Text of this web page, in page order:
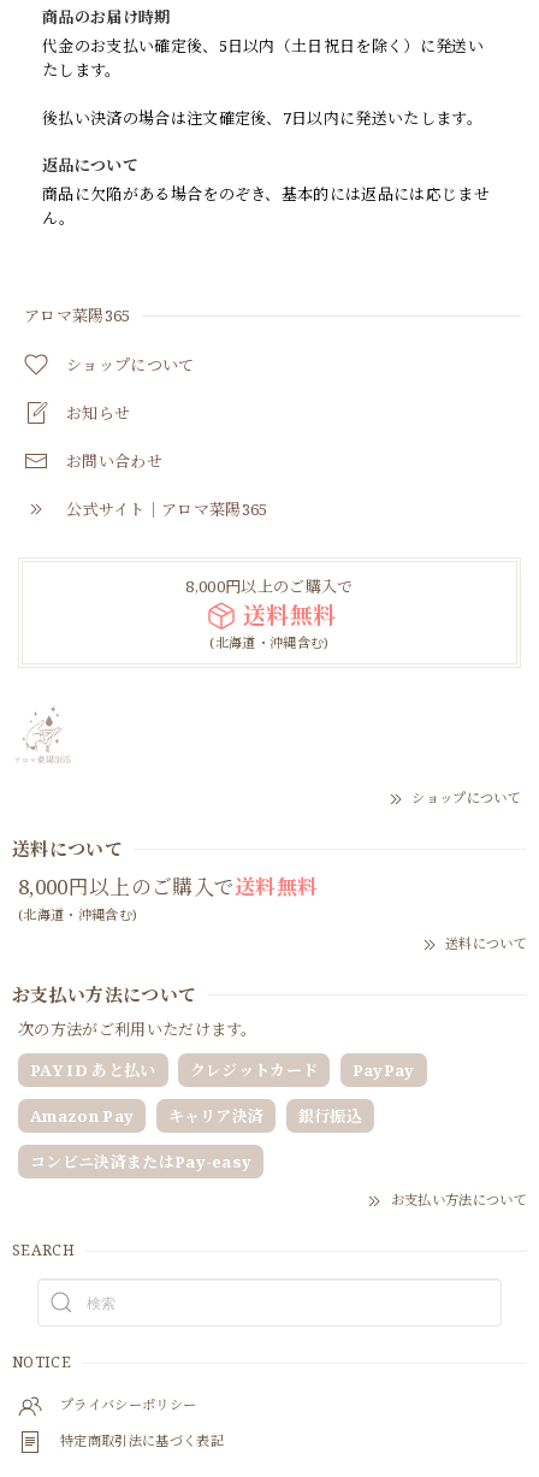
アロマ菜陽365
ショップについて
お知らせ
お問い合わせ
公式サイト｜アロマ菜陽365
8,000円以上のご購入で
送料無料
(北海道・沖縄含む)
商品のお届け時期
代金のお支払い確定後、5日以内（土日祝日を除く）に発送い
たします。
後払い決済の場合は注文確定後、7日以内に発送いたします。
返品について
商品に欠陥がある場合をのぞき、基本的には返品には応じませ
ん。
ショップについて
送料について
8,000円以上のご購入で送料無料
(北海道・沖縄含む)
送料について
お支払い方法について
次の方法がご利用いただけます。
PAY ID あと払い
クレジットカード PayPay
Amazon Pay キャリア決済 銀行振込
コンビニ決済またはPay-easy
お支払い方法について
SEARCH
NOTICE
プライバシーポリシー
特定商取引法に基づく表記